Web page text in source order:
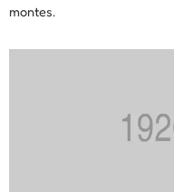
montes.